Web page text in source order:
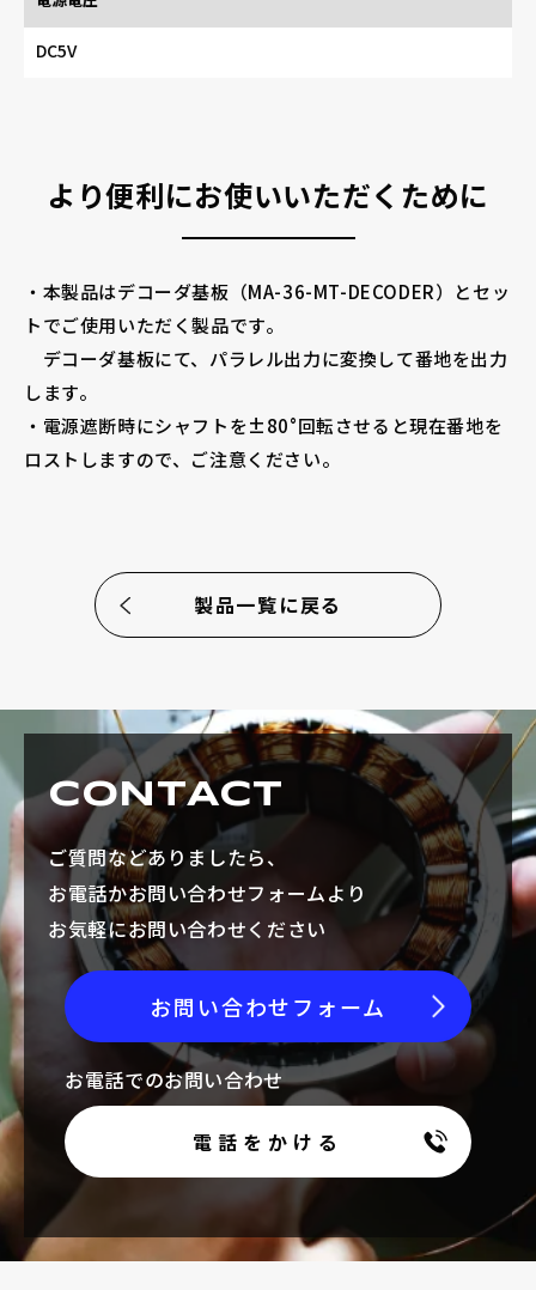
DC5V
より便利にお使いいただくために
・本製品はデコーダ基板（MA-36-MT-DECODER）とセッ
トでご使用いただく製品です。
デコーダ基板にて、パラレル出力に変換して番地を出力
します。
・電源遮断時にシャフトを±80°回転させると現在番地を
ロストしますので、ご注意ください。
製品一覧に戻る
CONTACT
ご質問などありましたら、
お電話かお問い合わせフォームより
お気軽にお問い合わせください
お問い合わせフォーム
お電話でのお問い合わせ
電話をかける